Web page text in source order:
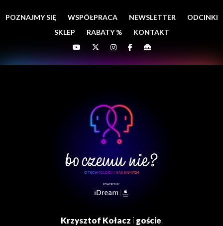
POZNAJMY SIĘ WSPÓŁPRACA NEWSLETTER
ODCINKI
SKLEP
RABATY % KONTAKT
Krzysztof Kołacz i goście.